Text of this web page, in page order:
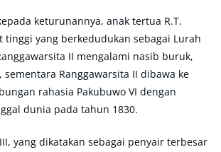
keturunannya, anak tertua R.T.
yang berkedudukan sebagai Lurah
II mengalami nasib buruk,
Ranggawarsita II dibawa ke
rahasia Pakubuwo VI dengan
dunia pada tahun 1830.
yang dikatakan sebagai penyair terbesar